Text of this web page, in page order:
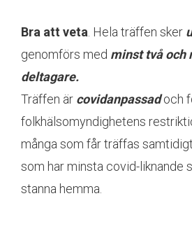
Bra att veta . Hela träffen sker
genomförs med minst två och
deltagare.
Träffen är covidanpassadoch
folkhälsomyndighetens
många som får träffas
som har minsta covid-liknande
stanna hemma.